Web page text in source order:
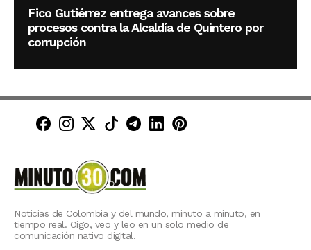
Fico Gutiérrez entrega avances sobre
procesos contra la Alcaldía de Quintero por
corrupción
Minuto30 en Facebook
Minuto30 en Instagram
Minuto30 en X (Twitter)
Minuto30 en TikTok
Canal de Minuto30 en
Minuto30 en LinkedIn
Minuto30 en
Noticias de Colombia y del mundo, minuto a minuto, en
tiempo real. Oigo, veo y leo en un solo medio de
comunicación nativo digital.